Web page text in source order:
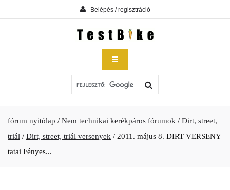
Belépés / regisztráció
fórum nyitólap / Nem technikai kerékpáros fórumok / Dirt, street,
triál / Dirt, street, triál versenyek / 2011. május 8. DIRT VERSENY
tatai Fényes...